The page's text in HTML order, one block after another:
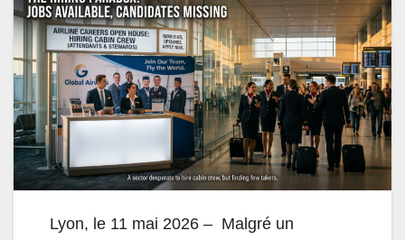
Lyon, le 11 mai 2026 – Malgré un